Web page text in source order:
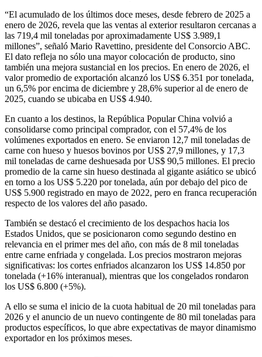
“El acumulado de los últimos doce meses, desde febrero de 2025 a
enero de 2026, revela que las ventas al exterior resultaron cercanas a
las 719,4 mil toneladas por aproximadamente US$ 3.989,1
millones”, señaló Mario Ravettino, presidente del Consorcio ABC.
El dato refleja no sólo una mayor colocación de producto, sino
también una mejora sustancial en los precios. En enero de 2026, el
valor promedio de exportación alcanzó los US$ 6.351 por tonelada,
un 6,5% por encima de diciembre y 28,6% superior al de enero de
2025, cuando se ubicaba en US$ 4.940.
En cuanto a los destinos, la República Popular China volvió a
consolidarse como principal comprador, con el 57,4% de los
volúmenes exportados en enero. Se enviaron 12,7 mil toneladas de
carne con hueso y huesos bovinos por US$ 27,9 millones, y 17,3
mil toneladas de carne deshuesada por US$ 90,5 millones. El precio
promedio de la carne sin hueso destinada al gigante asiático se ubicó
en torno a los US$ 5.220 por tonelada, aún por debajo del pico de
US$ 5.900 registrado en mayo de 2022, pero en franca recuperación
respecto de los valores del año pasado.
También se destacó el crecimiento de los despachos hacia los
Estados Unidos, que se posicionaron como segundo destino en
relevancia en el primer mes del año, con más de 8 mil toneladas
entre carne enfriada y congelada. Los precios mostraron mejoras
significativas: los cortes enfriados alcanzaron los US$ 14.850 por
tonelada (+16% interanual), mientras que los congelados rondaron
los US$ 6.800 (+5%).
A ello se suma el inicio de la cuota habitual de 20 mil toneladas para
2026 y el anuncio de un nuevo contingente de 80 mil toneladas para
productos específicos, lo que abre expectativas de mayor dinamismo
exportador en los próximos meses.